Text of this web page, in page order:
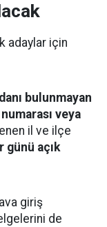
adaylar için
bulunmayan
veya
il ve ilçe
günü açık
giriş
de